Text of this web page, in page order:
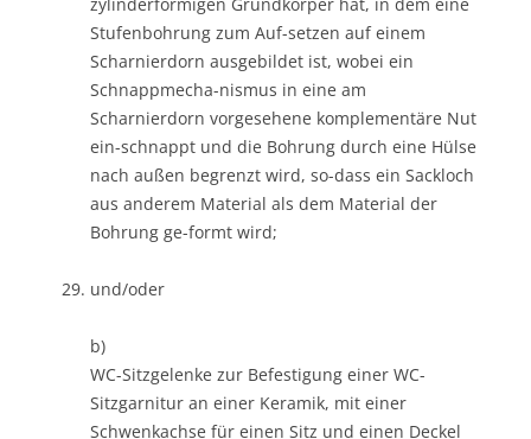
Stufenbohrung zum Auf-setzen auf einem
Scharnierdorn ausgebildet ist, wobei ein
Schnappmecha-nismus in eine am
Scharnierdorn vorgesehene komplementäre Nut
ein-schnappt und die Bohrung durch eine Hülse
nach außen begrenzt wird, so-dass ein Sackloch
aus anderem Material als dem Material der
Bohrung ge-formt wird;
und/oder
b)
WC-Sitzgelenke zur Befestigung einer WC-
Sitzgarnitur an einer Keramik, mit einer
Schwenkachse für einen Sitz und einen Deckel